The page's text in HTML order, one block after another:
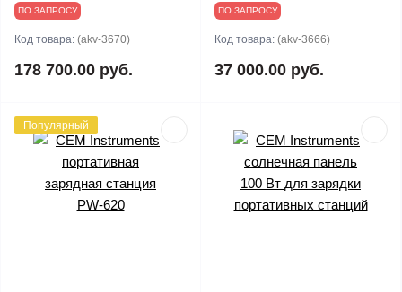
ПО ЗАПРОСУ
Код товара: (akv-3670)
178 700.00 руб.
ПО ЗАПРОСУ
Код товара: (akv-3666)
37 000.00 руб.
Популярный